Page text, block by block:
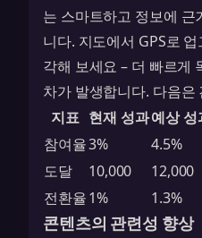
는 스마트하고 정보에 근
니다. 지도에서 GPS로
각해 보세요 – 더 빠르게
차가 발생합니다. 다음은
지표 현재 성과예상 성
참여율3%
4.5%
도달
10,000
12,000
전환율1% 1.3%
콘텐츠의 관련성 향상